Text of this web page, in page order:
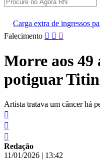
para ABC x Nacional-
Pular
conteúdo
Falecimento
Morre aos 49
potiguar
Artista tratava um câncer há
Redação
11/01/2026 | 13:42